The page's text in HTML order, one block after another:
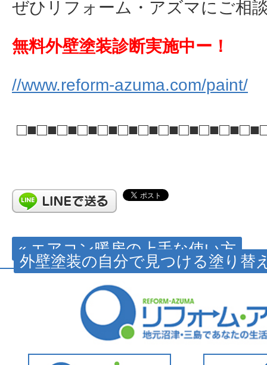
ぜひリフォーム・アズマにご相
無料外壁塗装診断実施中ー！
//www.reform-azuma.com/paint/
« エアコン暖房の上手な使い方
外壁塗装の自分で見つける塗り替